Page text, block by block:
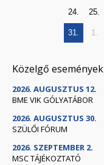
24. 25.
31. 1.
Közelgő események
2026. AUGUSZTUS 12.
BME VIK GÓLYATÁBOR
2026. AUGUSZTUS 30.
SZÜLŐI FÓRUM
2026. SZEPTEMBER 2.
MSC TÁJÉKOZTATÓ